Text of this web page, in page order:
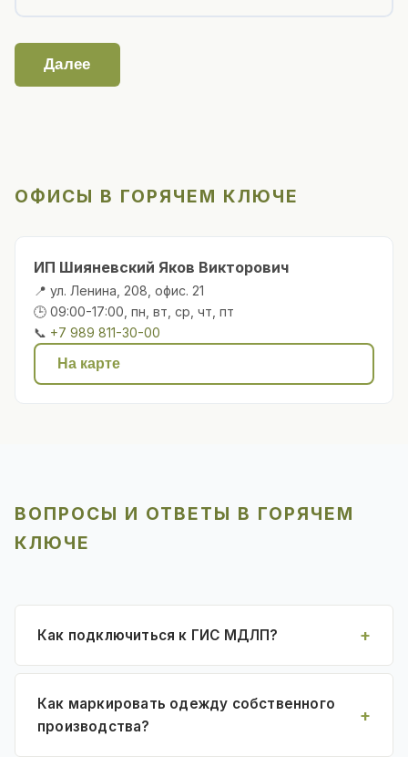
Далее
ОФИСЫ В ГОРЯЧЕМ КЛЮЧЕ
ИП Шияневский Яков Викторович
📍 ул. Ленина, 208, офис. 21
🕒 09:00-17:00, пн, вт, ср, чт, пт
📞 +7 989 811-30-00
На карте
ВОПРОСЫ И ОТВЕТЫ В ГОРЯЧЕМ
КЛЮЧЕ
Как подключиться к ГИС МДЛП?
Как маркировать одежду собственного
производства?